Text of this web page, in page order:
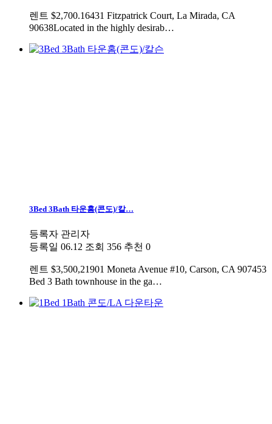
렌트 $2,700.16431 Fitzpatrick Court, La Mirada, CA
90638Located in the highly desirab…
3Bed 3Bath 타운홈(콘도)/칼…
등록자 관리자
등록일 06.12 조회 356 추천 0
렌트 $3,500,21901 Moneta Avenue #10, Carson, CA 907453
Bed 3 Bath townhouse in the ga…